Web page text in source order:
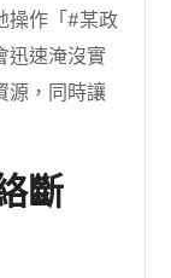
操作「#某政
迅速淹沒實
源，同時讓
斷